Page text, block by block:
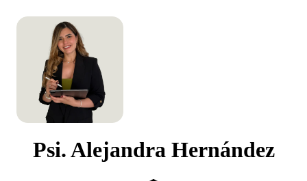
Psi. Alejandra Hernández